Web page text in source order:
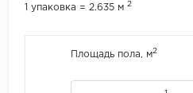
1 упаковка = 2.635 м 2
Площадь пола, м2